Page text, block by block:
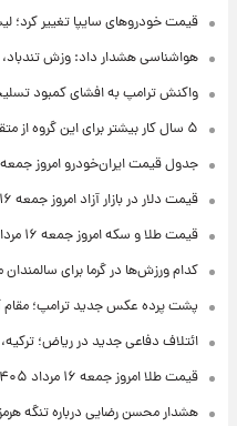
قیمت خودروهای سایپا تغییر کرد؛ لیست قیمت
هواشناسی هشدار داد: وزش تندباد، گردوخاک
واکنش ترامپ به افشای کمبود
۵ سال کار بیشتر برای این گروه از متقاضیان بازنشستگی
جدول قیمت ایران‌خودرو امروز جمعه ۱۶ مرداد؛ قیمت‌ها تغییر کرد
قیمت دلار در بازار آزاد امروز جمعه ۱۶ مرداد ۱۴۰۵
قیمت طلا و سکه امروز جمعه ۱۶ مرداد ۱۴۰۵ +جدول
کدام ورزش‌ها در گرما برای
پشت پرده عکس جدید ترامپ؛ مقام
ائتلاف دفاعی جدید در ریاض؛
قیمت طلا امروز جمعه ۱۶ مرداد ۱۴۰۵
هشدار محسن رضایی درباره تنگه